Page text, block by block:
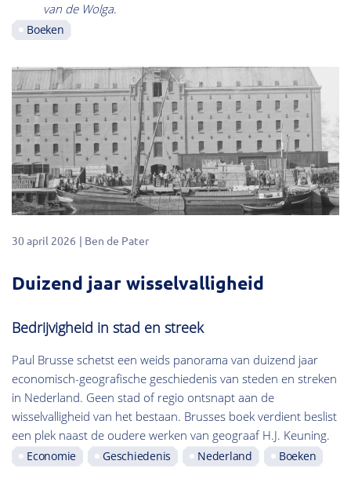
van de Wolga.
Boeken
30 april 2026 Ben de Pater
Duizend jaar wisselvalligheid
Bedrijvigheid in stad en streek
Paul Brusse schetst een weids panorama van duizend jaar
economisch-geografische geschiedenis van steden en streken
in Nederland. Geen stad of regio ontsnapt aan de
wisselvalligheid van het bestaan. Brusses boek verdient beslist
een plek naast de oudere werken van geograaf H.J. Keuning.
Economie Geschiedenis Nederland Boeken